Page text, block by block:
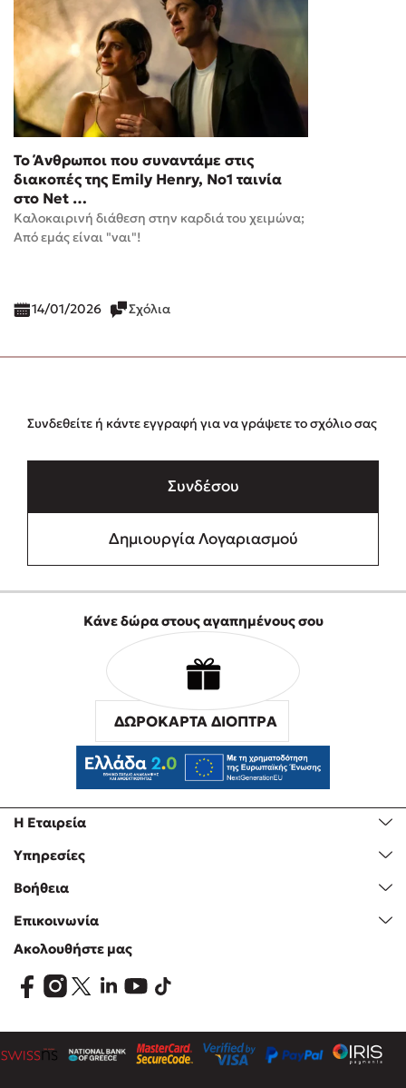
Το Άνθρωποι που συναντάμε στις
διακοπές της Emily Henry, No1 ταινία
στο Net …
Καλοκαιρινή διάθεση στην καρδιά του χειμώνα;
Από εμάς είναι "ναι"!
14/01/2026 Σχόλια
Συνδεθείτε ή κάντε εγγραφή για να γράψετε το σχόλιο σας
Συνδέσου
Δημιουργία Λογαριασμού
Η Εταιρεία
Υπηρεσίες
Βοήθεια
Επικοινωνία
Κάνε δώρα στους αγαπημένους σου
ΔΩΡΟΚΑΡΤΑ ΔΙΟΠΤΡΑ
Ακολουθήστε μας